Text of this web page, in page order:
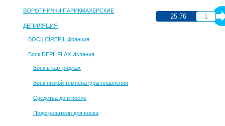
ВОРОТНИЧКИ ПАРИКМАХЕРСКИЕ
ДЕПИЛЯЦИЯ
ВОСК CIREPIL Франция
Воск DEPILFLAX Испания
Воск в картриджах
Воск низкой температуры плавления
Средства до и после
Подогреватели для воска
25.76